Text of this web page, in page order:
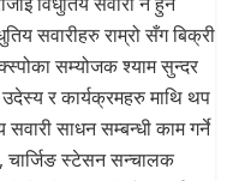
सवारीहरु राम्रो सँग बिक्री
सम्योजक श्याम सुन्दर
र कार्यक्रमहरु माथि थप
साधन सम्बन्धी काम गर्ने
, चार्जिङ स्टेसन सन्चालक